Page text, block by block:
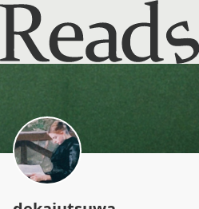
Reads - 読書のSNS＆記録アプリ